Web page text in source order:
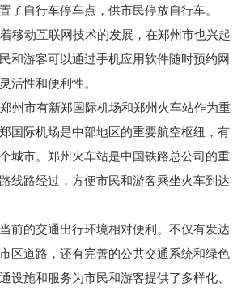
了自行车停车点，供市民停放自行车。
移动互联网技术的发展，在郑州市也兴起
和游客可以通过手机应用软件随时预约网
活性和便利性。
州市有新郑国际机场和郑州火车站作为重
国际机场是中部地区的重要航空枢纽，有
城市。郑州火车站是中国铁路总公司的重
线路经过，方便市民和游客乘坐火车到达
前的交通出行环境相对便利。不仅有发达
区道路，还有完善的公共交通系统和绿色
设施和服务为市民和游客提供了多样化、